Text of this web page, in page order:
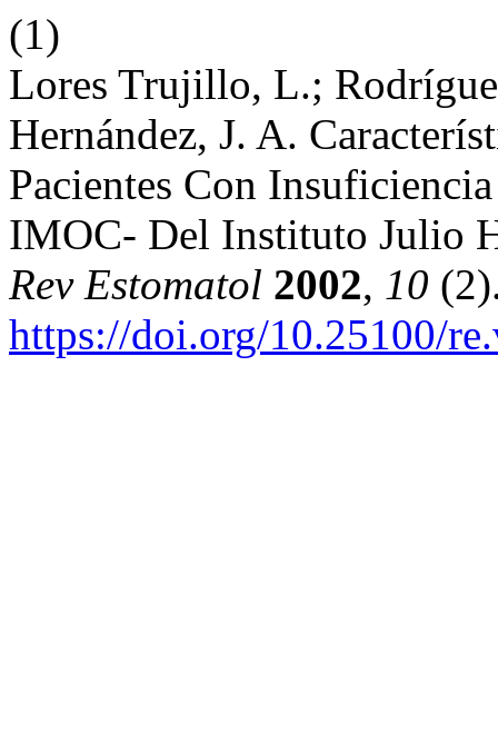
(1)
Lores Trujillo, L.;
Hernández, J. A.
Pacientes Con
IMOC- Del Instituto Julio
Rev Estomatol 2002, 10
https://doi.org/10.25100/